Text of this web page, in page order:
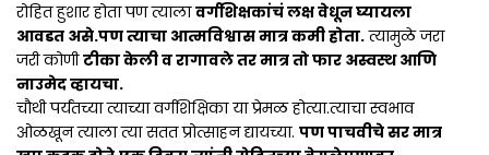
रोहित हुशार होता पण त्यालावर्गशिक्षकांचं लक्ष वेधून घ्यायला
आवडत असे.पण त्याचा आत्मविश्वास मात्र कमी होता.त्यामुळे जरा
जरी कोणीटीका केली व रागावले तर मात्र तो फार अस्वस्थ आणि
नाउमेद व्हायचा.
चौथी पर्यंतच्या त्याच्या वर्गशिक्षिका या प्रेमळ होत्या.त्याचा स्वभाव
ओळखून त्याला त्या सतत प्रोत्साहन द्यायच्या. पण पाचवीचे सर मात्र